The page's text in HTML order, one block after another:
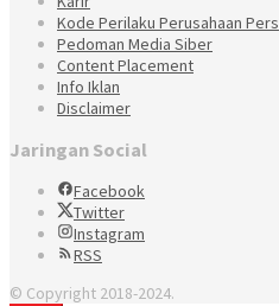
Kode Perilaku Perusahaan Pers
Pedoman Media Siber
Content Placement
Info Iklan
Disclaimer
Jaringan Social
Facebook
Twitter
Instagram
RSS
© Copyright 2018-2024.